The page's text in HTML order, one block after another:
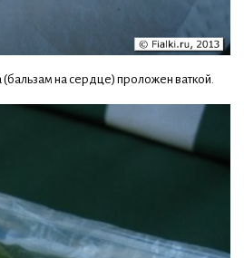
(бальзам на сердце) проложен ваткой.